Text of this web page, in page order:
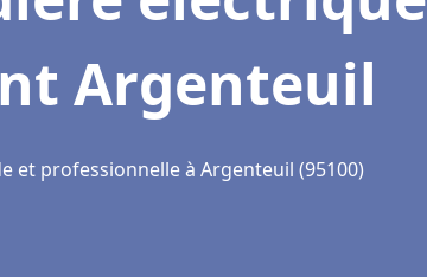
Argenteuil
et professionnelle à Argenteuil (95100)